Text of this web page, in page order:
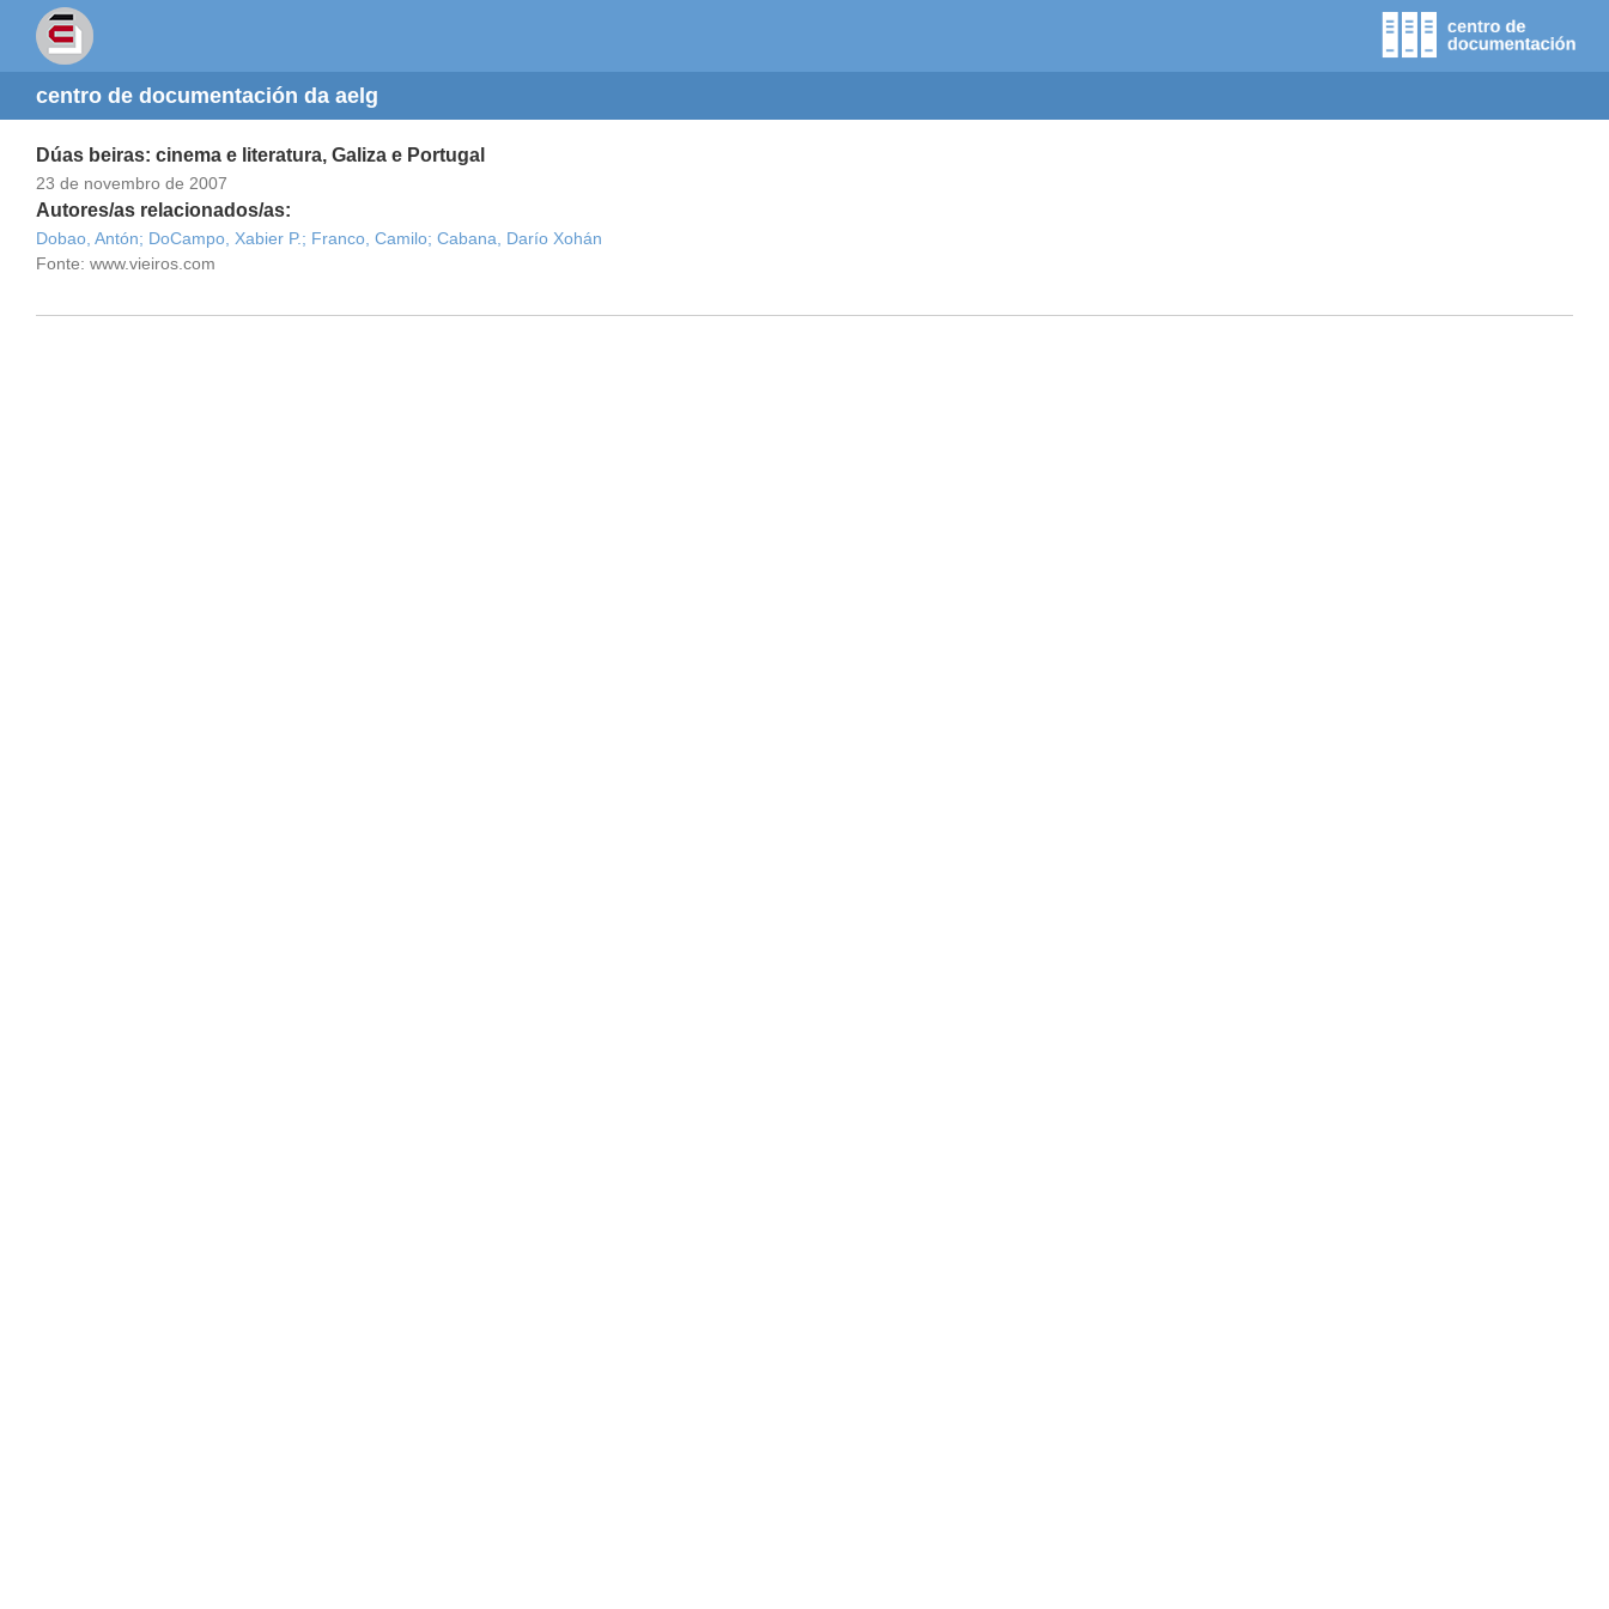
centro de documentación da aelg
Dúas beiras: cinema e literatura, Galiza e Portugal
23 de novembro de 2007
Autores/as relacionados/as:
Dobao, Antón; DoCampo, Xabier P.; Franco, Camilo; Cabana, Darío Xohán
Fonte: www.vieiros.com